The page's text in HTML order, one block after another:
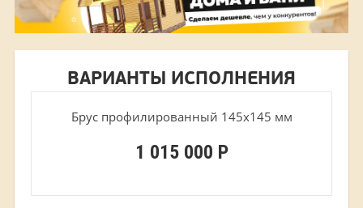
ВАРИАНТЫ ИСПОЛНЕНИЯ
Брус профилированный 145х145 мм
1 015 000 Р